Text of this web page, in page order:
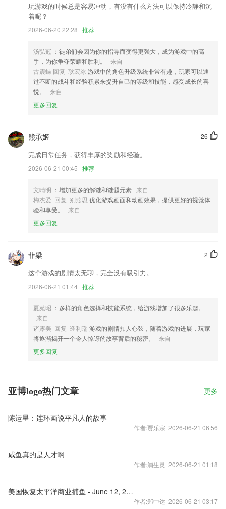
修复 oppo手机无法收到推送的问题
新增运行界面控制台打印功能
优化会员卡次卡退卡流程
联系我们
以上就是亚博logo的介绍，如果您喜欢这款软件，您可以到应用商店进行
打分评论，说出您的使用经历，以帮助我们更好的对产品进行优化修改。
玩游戏的时候总是容易冲动，有没有什么方法可以保持冷静和沉
着呢？
2026-06-20 22:28 推荐
汤弘冠 ：徒弟们会因为你的指导而变得更强大，成为游戏中的高
手，为你争夺荣耀和胜利。
来自
古震蝶 回复 耿宏冰 游戏中的角色升级系统非常有趣，玩家可以通
过不断的战斗和经验积累来提升自己的等级和技能，感受成长的喜
悦。
来自
更多回复
26
熊承姬
完成日常任务，获得丰厚的奖励和经验。
2026-06-21 00:45 推荐
文晴明 ：增加更多的解谜和谜题元素 来自
梅杰爱 回复 别燕思 优化游戏画面和动画效果，提供更好的视觉体
验和享受。
来自
更多回复
2
菲梁
这个游戏的剧情太无聊，完全没有吸引力。
2026-06-21 01:44 推荐
夏苑昭 ：多样的角色选择和技能系统，给游戏增加了很多乐趣。
来自
诸露美 回复 逄利瑞游戏的剧情扣人心弦，随着游戏的进展，玩家
将逐渐揭开一个令人惊讶的故事背后的秘密。
来自
更多回复
亚博logo热门文章 更多
陈运星：连环画说平凡人的故事
作者:贾乐宗 2026-06-21 06:56
咸鱼真的是人才啊
作者:浦生灵 2026-06-21 01:18
美国恢复太平洋商业捕鱼 - June 12, 2026
作者:郑中达 2026-06-21 03:17